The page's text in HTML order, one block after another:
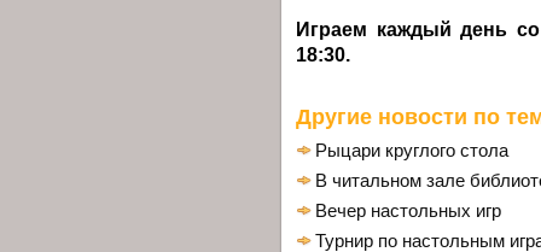
Играем каждый день
18:30.
Другие новости по
Рыцари круглого стола
В читальном зале
Вечер настольных игр
Турнир по настольным